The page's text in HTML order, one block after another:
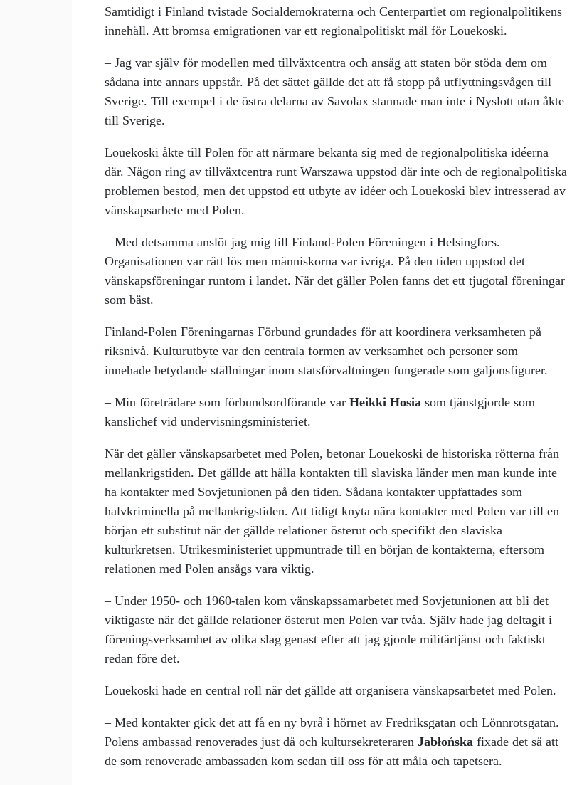
Samtidigt i Finland tvistade Socialdemokraterna och Centerpartiet om regionalpolitikens
innehåll. Att bromsa emigrationen var ett regionalpolitiskt mål för Louekoski.
– Jag var själv för modellen med tillväxtcentra och ansåg att staten bör stöda dem om
sådana inte annars uppstår. På det sättet gällde det att få stopp på utflyttningsvågen till
Sverige. Till exempel i de östra delarna av Savolax stannade man inte i Nyslott utan åkte
till Sverige.
Louekoski åkte till Polen för att närmare bekanta sig med de regionalpolitiska idéerna
där. Någon ring av tillväxtcentra runt Warszawa uppstod där inte och de regionalpolitiska
problemen bestod, men det uppstod ett utbyte av idéer och Louekoski blev intresserad av
vänskapsarbete med Polen.
– Med detsamma anslöt jag mig till Finland-Polen Föreningen i Helsingfors.
Organisationen var rätt lös men människorna var ivriga. På den tiden uppstod det
vänskapsföreningar runtom i landet. När det gäller Polen fanns det ett tjugotal föreningar
som bäst.
Finland-Polen Föreningarnas Förbund grundades för att koordinera verksamheten på
riksnivå. Kulturutbyte var den centrala formen av verksamhet och personer som
innehade betydande ställningar inom statsförvaltningen fungerade som galjonsfigurer.
– Min företrädare som förbundsordförande varHeikki Hosia som tjänstgjorde som
kanslichef vid undervisningsministeriet.
När det gäller vänskapsarbetet med Polen, betonar Louekoski de historiska rötterna från
mellankrigstiden. Det gällde att hålla kontakten till slaviska länder men man kunde inte
ha kontakter med Sovjetunionen på den tiden. Sådana kontakter uppfattades som
halvkriminella på mellankrigstiden. Att tidigt knyta nära kontakter med Polen var till en
början ett substitut när det gällde relationer österut och specifikt den slaviska
kulturkretsen. Utrikesministeriet uppmuntrade till en början de kontakterna, eftersom
relationen med Polen ansågs vara viktig.
– Under 1950- och 1960-talen kom vänskapssamarbetet med Sovjetunionen att bli det
viktigaste när det gällde relationer österut men Polen var tvåa. Själv hade jag deltagit i
föreningsverksamhet av olika slag genast efter att jag gjorde militärtjänst och faktiskt
redan före det.
Louekoski hade en central roll när det gällde att organisera vänskapsarbetet med Polen.
– Med kontakter gick det att få en ny byrå i hörnet av Fredriksgatan och Lönnrotsgatan.
Polens ambassad renoverades just då och kultursekreterarenJabłońska fixade det så att
de som renoverade ambassaden kom sedan till oss för att måla och tapetsera.